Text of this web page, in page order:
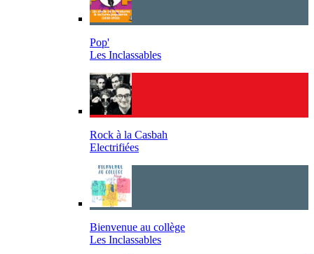
Pop'
Les Inclassables
Rock à la Casbah
Electrifiées
Bienvenue au collège
Les Inclassables